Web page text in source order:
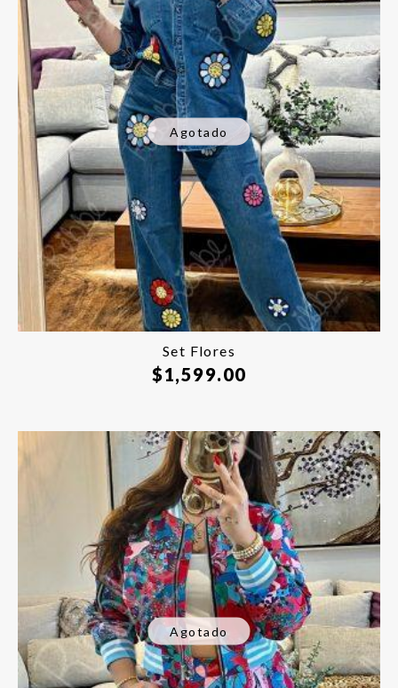
Agotado
Set Flores
$1,599.00
Agotado